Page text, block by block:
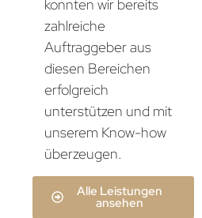
konnten wir bereits
zahlreiche
Auftraggeber aus
diesen Bereichen
erfolgreich
unterstützen und mit
unserem Know-how
überzeugen.
Alle Leistungen
ansehen